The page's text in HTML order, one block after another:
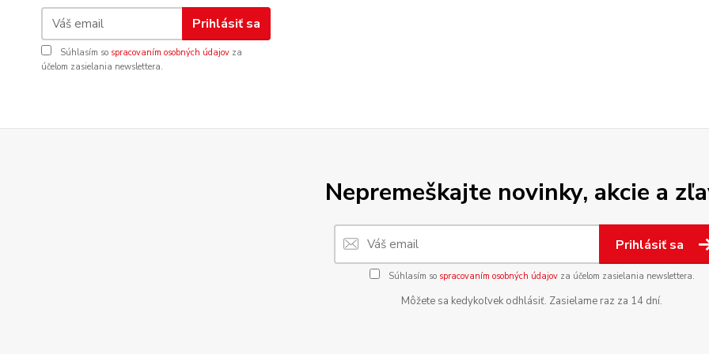
Prihlásiť sa
Súhlasím so spracovaním osobných údajov za
účelom zasielania newslettera.
Nepremeškajte novinky, akcie a
Prihlásiť sa
Súhlasím so spracovaním osobných údajovza účelom zasielania newslettera.
Môžete sa kedykoľvek odhlásiť. Zasielame raz za 14 dní.